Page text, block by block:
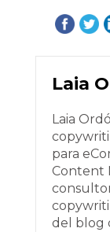
Laia
Laia
para
Content
del blog